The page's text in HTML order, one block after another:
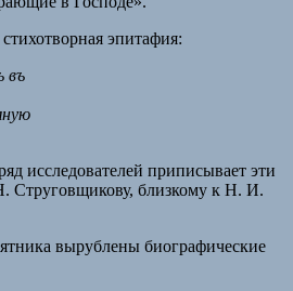
эпитафия:
въ
исследователей приписывает эти
Струговщикову, близкому к Н. И.
вырублены биографические